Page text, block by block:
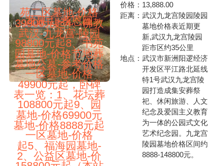
龙泉山-孝恩园
苑二区墓地-价格
98800元起8、书苑
一区墓地-价格
108800元起9、园
一区墓地-价格
39900元起4、佛教
园墓地-价格节地葬
49900元起，卧碑
墓地-价格69900元
起5、福海园墓地-
武汉-九龙宫-陵园
墓地公墓-参考价格
表一览：1、花坛葬
墓地-价格8888元起
2、公益区墓地-价
价格： 13,888.00
距离：武汉九龙宫陵园陵园
墓地价格表近期更
新,武汉九龙宫陵园
距市区约35公里
地点：武汉市新洲阳逻经济
开发区平江路北延线
特1号武汉九龙宫陵
园打造成集安葬祭
祀、休闲旅游、人文
纪念及爱国主义教育
为一体的公园式文化
艺术纪念园。九龙宫
陵园墓地价格区间约
8888-148800元。